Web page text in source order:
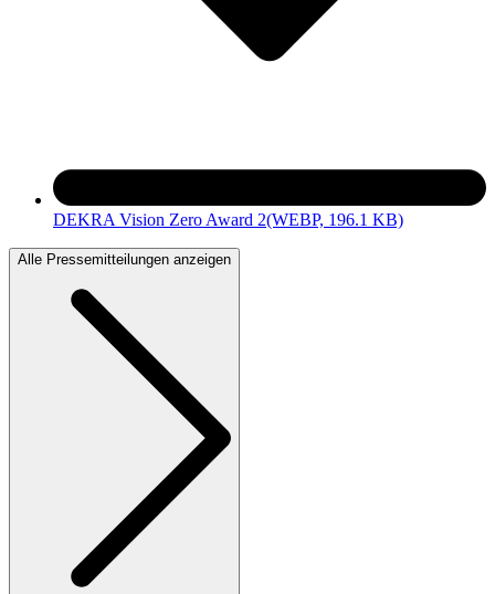
DEKRA Vision Zero Award 2(WEBP, 196.1 KB)
Alle Pressemitteilungen anzeigen